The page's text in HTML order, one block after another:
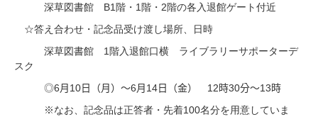
深草図書館 B1 階・ 1 階・ 2 階の各入退館ゲート付近
☆答え合わせ・記念品受け渡し場所、日時
深草図書館 1 階入退館口横 ライブラリーサポーターデ
スク
◎6月 10 日（月）～6月 14 日（金） 12 時30分～13 時
※なお、記念品は正答者・先着100名分を用意していま